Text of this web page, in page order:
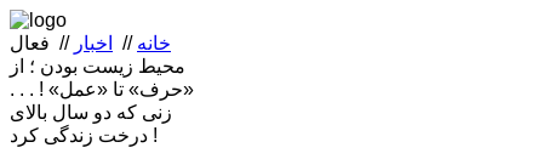
خانه // اخبار // فعال
محیط زیست بودن ؛ از
«حرف» تا «عمل» !‌ . . .
زنی که دو سال بالای
درخت زندگی کرد !